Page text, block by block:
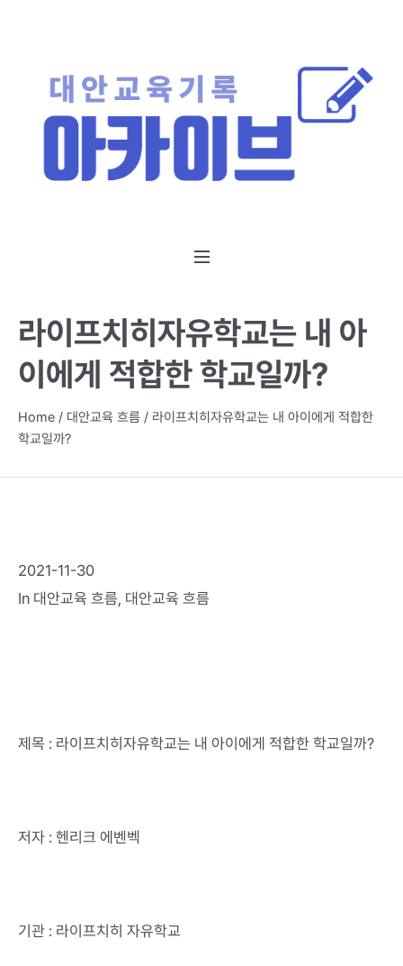
라이프치히자유학교는 내 아
이에게 적합한 학교일까?
Home / 대안교육 흐름 / 라이프치히자유학교는 내 아이에게 적합한
학교일까?
2021-11-30
In 대안교육 흐름, 대안교육 흐름
제목 : 라이프치히자유학교는 내 아이에게 적합한 학교일까?
저자 : 헨리크 에벤벡
기관 : 라이프치히 자유학교